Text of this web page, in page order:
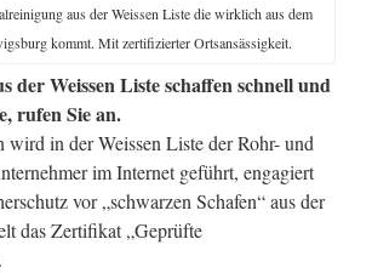
aus der Weissen Liste die wirklich aus dem
kommt. Mit zertifizierter Ortsansässigkeit.
der Weissen Liste schaffen schnell und
rufen Sie an.
wird in der Weissen Liste der Rohr- und
im Internet geführt, engagiert
vor „schwarzen Schafen“ aus der
das Zertifikat „Geprüfte